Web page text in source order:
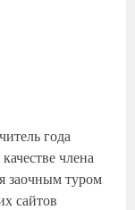
года
члена
заочным туром
сайтов